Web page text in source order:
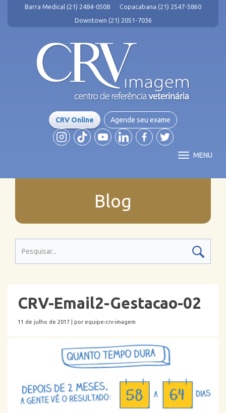
Barra Medical (21) 2484-0508
Copacabana (21) 2547-5860
Downtown (21) 2051-7036
CRV Online Agende seu exame
MENU
Blog
CRV-Email2-Gestacao-02
11 de julho de 2017 | por equipe-crv-imagem